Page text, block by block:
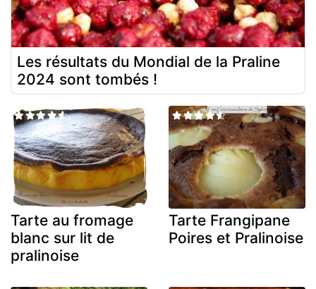
Les résultats du Mondial de la Praline
2024 sont tombés !
Tarte au fromage
blanc sur lit de
pralinoise
Tarte Frangipane
Poires et Pralinoise